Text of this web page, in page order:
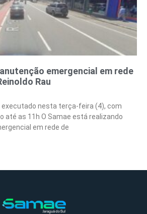
emergencial em rede
Rau
nesta terça-feira (4), com
até as 11h O Samae está realizando
em rede de